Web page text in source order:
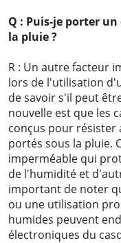
Q : Puis-je porter
la pluie ?
R : Un autre facteur
lors de l'utilisation
de savoir s'il peut
nouvelle est que les
conçus pour résister
portés sous la pluie.
imperméable qui
de l'humidité et
important de noter
ou une utilisation
humides peuvent
électroniques du